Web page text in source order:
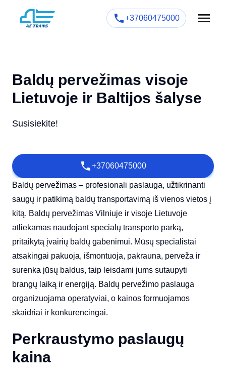
+37060475000
Baldų pervežimas visoje
Lietuvoje ir Baltijos šalyse
Susisiekite!
+37060475000
Baldų pervežimas – profesionali paslauga, užtikrinanti
saugų ir patikimą baldų transportavimą iš vienos vietos į
kitą. Baldų pervežimas Vilniuje ir visoje Lietuvoje
atliekamas naudojant specialų transporto parką,
pritaikytą įvairių baldų gabenimui. Mūsų specialistai
atsakingai pakuoja, išmontuoja, pakrauna, perveža ir
surenka jūsų baldus, taip leisdami jums sutaupyti
brangų laiką ir energiją. Baldų pervežimo paslauga
organizuojama operatyviai, o kainos formuojamos
skaidriai ir konkurencingai.
Perkraustymo paslaugų
kaina